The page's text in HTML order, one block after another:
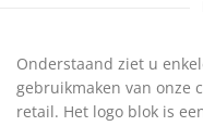
Onderstaand ziet u
gebruikmaken van onze
retail. Het logo blok is